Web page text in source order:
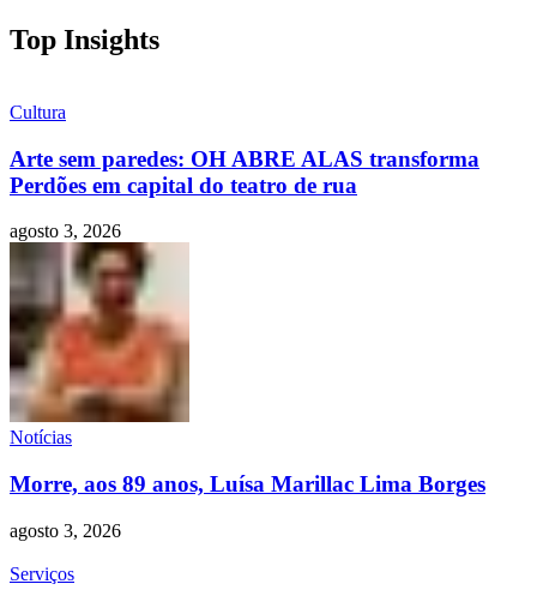
Top Insights
Cultura
Arte sem paredes: OH ABRE ALAS transforma
Perdões em capital do teatro de rua
agosto 3, 2026
Notícias
Morre, aos 89 anos, Luísa Marillac Lima Borges
agosto 3, 2026
Serviços